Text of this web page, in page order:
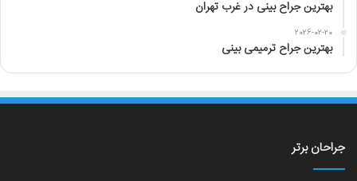
بهترین جراح بینی در غرب تهران
2026-02-20
بهترین جراح ترمیمی بینی
جراحان برتر